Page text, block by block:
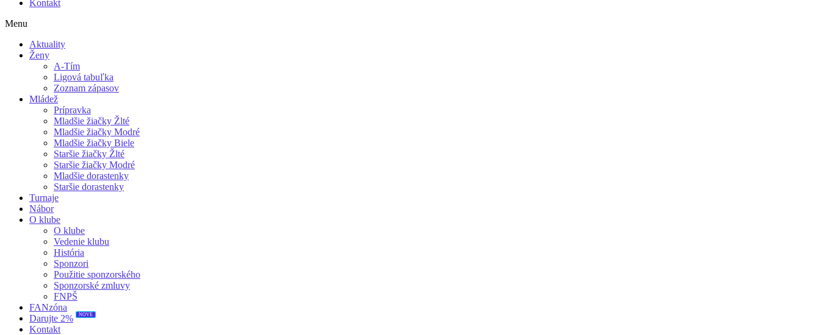
Kontakt
Menu
Aktuality
Ženy
A-Tím
Ligová tabuľka
Zoznam zápasov
Mládež
Prípravka
Mladšie žiačky Žlté
Mladšie žiačky Modré
Mladšie žiačky Biele
Staršie žiačky Žlté
Staršie žiačky Modré
Mladšie dorastenky
Staršie dorastenky
Turnaje
Nábor
O klube
O klube
Vedenie klubu
História
Sponzori
Použitie sponzorského
Sponzorské zmluvy
FNPŠ
FANzóna
Darujte 2%
NOVÉ
Kontakt